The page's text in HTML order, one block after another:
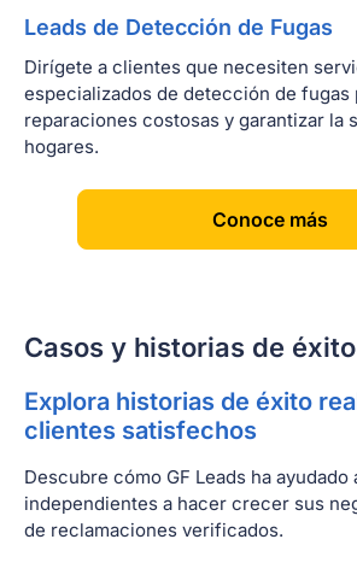
Leads de Detección de Fugas
Dirígete a clientes que necesiten
especializados de detección de fugas
reparaciones costosas y garantizar la
hogares.
[
Conoce más]
Casos y historias de éxito
Explora historias de éxito
clientes satisfechos
Descubre cómo GF Leads ha ayudado
independientes a hacer crecer sus
de reclamaciones verificados.